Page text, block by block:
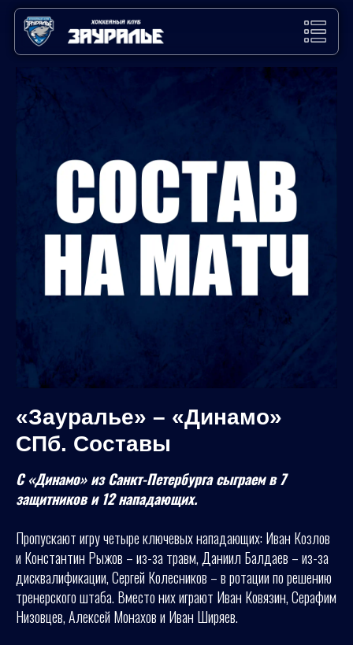
«Зауралье» – «Динамо»
СПб. Составы
С «Динамо» из Санкт-Петербурга сыграем в 7
защитников и 12 нападающих.
Пропускают игру четыре ключевых нападающих: Иван Козлов
и Константин Рыжов – из-за травм, Даниил Балдаев – из-за
дисквалификации, Сергей Колесников – в ротации по решению
тренерского штаба. Вместо них играют Иван Ковязин, Серафим
Низовцев, Алексей Монахов и Иван Ширяев.